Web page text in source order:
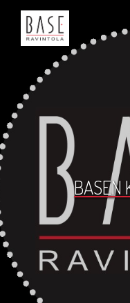
BASEN